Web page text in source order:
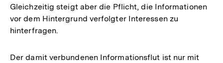
Gleichzeitig steigt aber die Pflicht, die Informationen
vor dem Hintergrund verfolgter Interessen zu
hinterfragen.
Der damit verbundenen Informationsflut ist nur mit